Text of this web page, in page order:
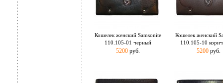
Кошелек женский Samsonite
110.105-01 черный
5200 руб.
Кошелек женский
110.105-10
5200 руб.